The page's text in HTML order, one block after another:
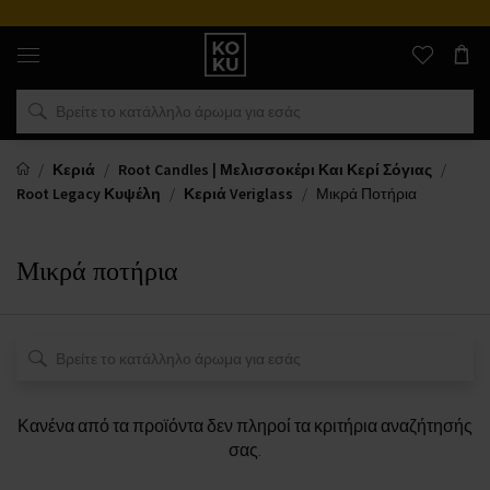
Αυθεντικά
αρώματα
και
ρολόγια
σε
μέρος
Κεριά
Root Candles | Μελισσοκέρι Και Κερί Σόγιας
Root Legacy Κυψέλη
Κεριά Veriglass Μικρά Ποτήρια
Μικρά ποτήρια
Κανένα από τα προϊόντα δεν πληροί τα κριτήρια αναζήτησής
σας.